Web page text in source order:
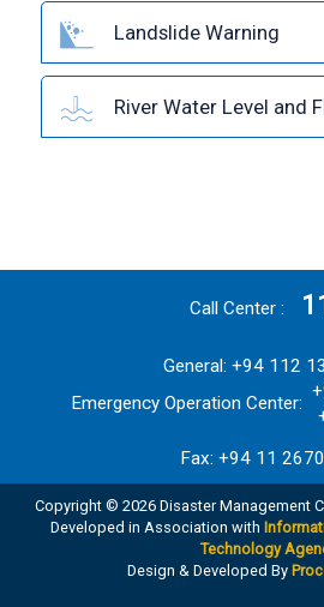
Landslide Warning
River Water Level and
Call Center
General: +94 112
Emergency Operation Center:
Fax: +94 11
Copyright © 2026 Disaster Management
Developed in Association with
Technology
Design & Developed By